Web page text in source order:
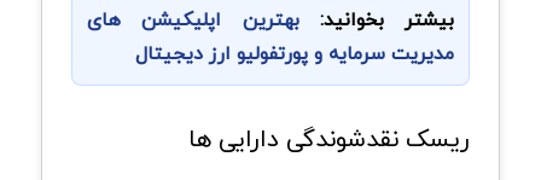
بیشتر بخوانید:بهترین اپلیکیشن های
مدیریت سرمایه و پورتفولیو ارز دیجیتال
ریسک نقدشوندگی دارایی ها